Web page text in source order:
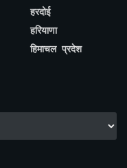
हरदोई
हरियाणा
हिमाचल प्रदेश